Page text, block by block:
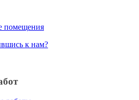
помещения
к нам?